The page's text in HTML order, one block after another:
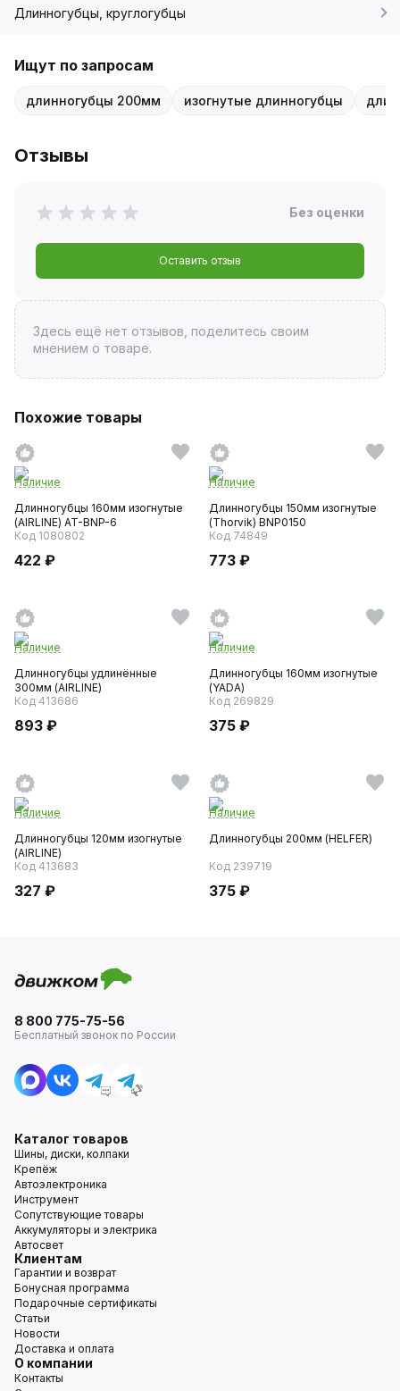
Длинногубцы, круглогубцы
Ищут по запросам
длинногубцы 200мм изогнутые длинногубцы
Отзывы
Без оценки
Оставить отзыв
Здесь ещё нет отзывов, поделитесь своим
мнением о товаре.
Похожие товары
Наличие
Длинногубцы 160мм изогнутые
(AIRLINE) AT-BNP-6
Код 1080802
422 ₽
Наличие
Длинногубцы 150мм изогнутые
(Thorvik) BNP0150
Код 74849
773 ₽
Наличие
Длинногубцы удлинённые
300мм (AIRLINE)
Код 413686
893 ₽
Наличие
Длинногубцы 160мм изогнутые
(YADA)
Код 269829
375 ₽
Наличие
Длинногубцы 120мм изогнутые
(AIRLINE)
Код 413683
327 ₽
Наличие
Длинногубцы 200мм (HELFER)
Код 239719
375 ₽
8 800 775-75-56
Бесплатный звонок по России
Каталог товаров
Шины, диски, колпаки
Крепёж
Автоэлектроника
Инструмент
Сопутствующие товары
Аккумуляторы и электрика
Автосвет
Клиентам
Гарантии и возврат
Бонусная программа
Подарочные сертификаты
Статьи
Новости
Доставка и оплата
О компании
Контакты